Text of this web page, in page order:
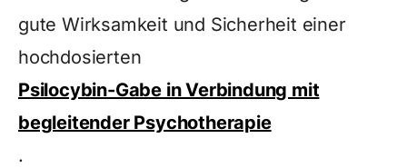
gute Wirksamkeit und Sicherheit einer
hochdosierten
Psilocybin-Gabe in Verbindung mit
begleitender Psychotherapie
.